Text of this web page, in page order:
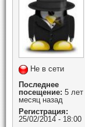
Не в сети
Последнее
посещение: 5 лет
месяц назад
Регистрация:
25/02/2014 - 18:00